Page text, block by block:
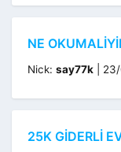
NE
Nick: say77k
25K GIDERLI